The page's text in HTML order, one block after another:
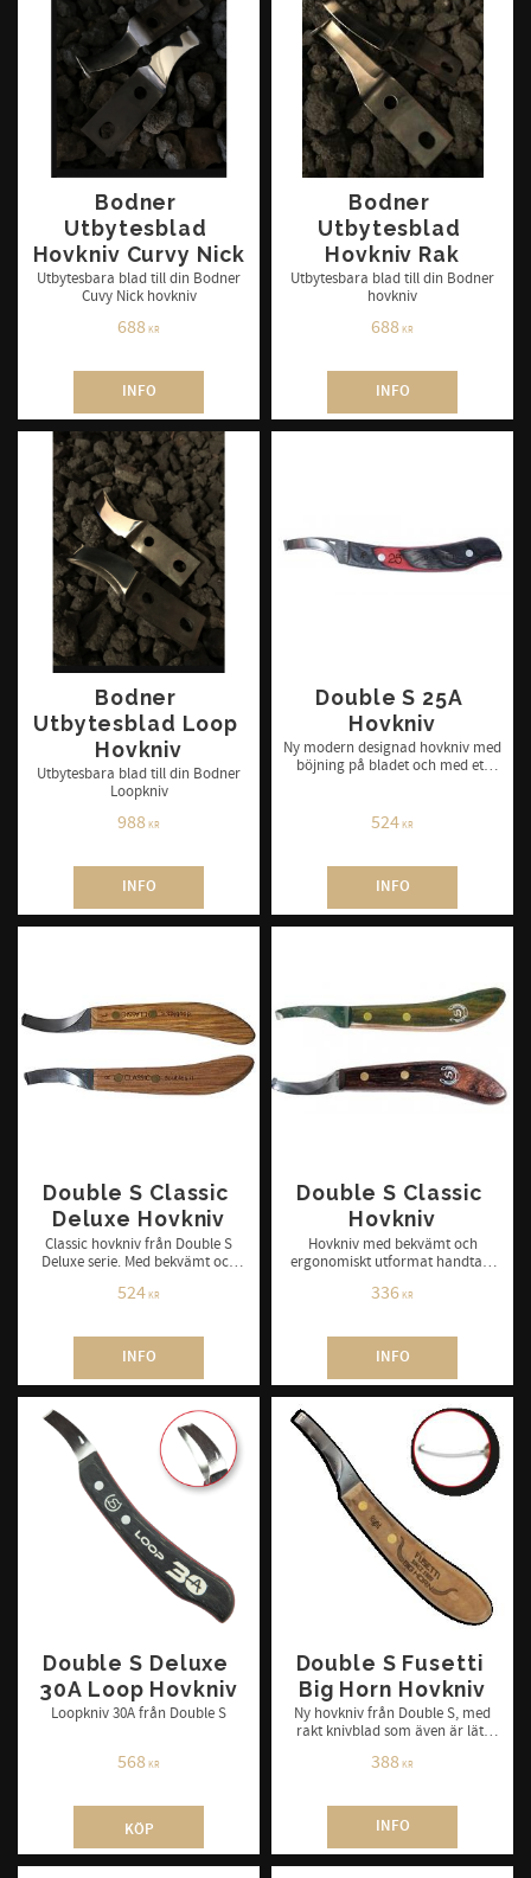
Bodner
Utbytesblad
Hovkniv Curvy Nick
Utbytesbara blad till din Bodner
Cuvy Nick hovkniv
688KR
INFO
Bodner
Utbytesblad
Hovkniv Rak
Utbytesbara blad till din Bodner
hovkniv
688KR
INFO
Bodner
Utbytesblad Loop
Hovkniv
Utbytesbara blad till din Bodner
Loopkniv
988KR
INFO
Double S 25A
Hovkniv
Ny modern designad hovkniv med
böjning på bladet och med ett
höger och vänster.
524KR
INFO
Double S Classic
Deluxe Hovkniv
Classic hovkniv från Double S
Deluxe serie. Med bekvämt och
Finns i höger och vänster.
524KR
INFO
Double S Classic
Hovkniv
Hovkniv med bekvämt och
ergonomiskt utformat handtag.
336KR
INFO
Double S Deluxe
30A Loop Hovkniv
Loopkniv 30A från Double S
568KR
KÖP
Double S Fusetti
Big Horn Hovkniv
Ny hovkniv från Double S, med
rakt knivblad som även är lätt
388KR
INFO